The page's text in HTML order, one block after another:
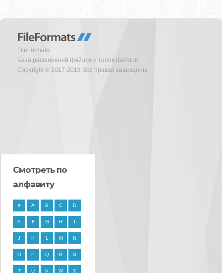
FileFormats
База расширений файлов и типов файлов
Copyright © 2017-2018 Все правая защищены
Смотреть по
алфавиту
# A B C D
E F G H I
J K L M N
O P Q R S
T U V W X